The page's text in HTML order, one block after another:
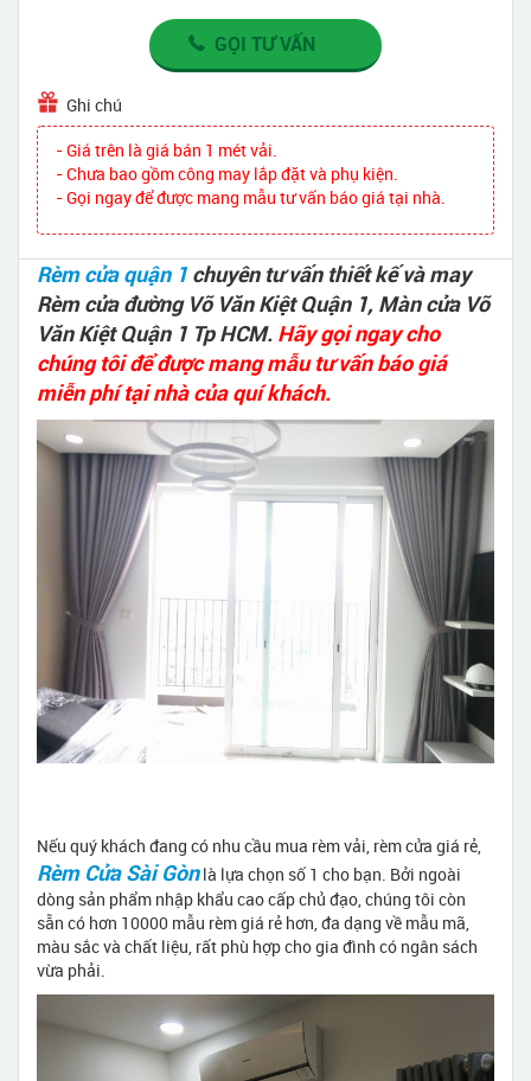
GỌI TƯ VẤN
Ghi chú
- Giá trên là giá bán 1 mét vải.
- Chưa bao gồm công may lắp đặt và phụ kiện.
- Gọi ngay để được mang mẫu tư vấn báo giá tại nhà.
Rèm cửa quận 1chuyên tư vấn thiết kế và may
Rèm cửa đường Võ Văn Kiệt Quận 1, Màn cửa Võ
Văn Kiệt Quận 1 Tp HCM. Hãy gọi ngay cho
chúng tôi để được mang mẫu tư vấn báo giá
miễn phí tại nhà của quí khách.
Nếu quý khách đang có nhu cầu mua rèm vải, rèm cửa giá rẻ,
Rèm Cửa Sài Gònlà lựa chọn số 1 cho bạn. Bởi ngoài
dòng sản phẩm nhập khẩu cao cấp chủ đạo, chúng tôi còn
sẵn có hơn 10000 mẫu rèm giá rẻ hơn, đa dạng về mẫu mã,
màu sắc và chất liệu, rất phù hợp cho gia đình có ngân sách
vừa phải.